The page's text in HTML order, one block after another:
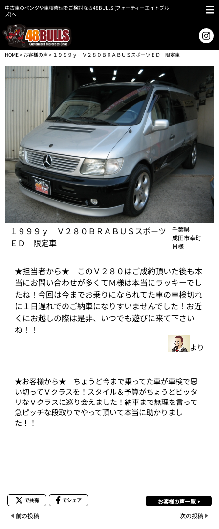
中古車のベンツや車検修理をご検討なら48BULLS (フォーティーエイトブル
ズ)へ
HOME> お客様の声> １９９９ｙ Ｖ２８０ＢＲＡＢＵＳスポーツＥＤ 限定車
１９９９ｙ Ｖ２８０ＢＲＡＢＵＳスポーツ
ＥＤ 限定車
千葉県
成田市幸町
Ｍ様
★担当者から★ このＶ２８０はご成約頂いた後も本
当にお問い合わせが多くてＭ様は本当にラッキーでし
たね！今回は今までお乗りになられてた車の車検切れ
に１日遅れでのご納車になりすいませんでした！お近
くにお越しの際は是非、いつでも遊びに来て下さい
ね！！
より
★お客様から★ ちょうど今まで乗ってた車が車検で思
い切ってＶクラスを！スタイル＆予算がちょうどピッタ
リなＶクラスに巡り会えました！納車まで無理を言って
急ピッチな段取りでやって頂いて本当に助かりまし
た！！
で共有 でシェア お客様の声一覧
前の投稿 次の投稿